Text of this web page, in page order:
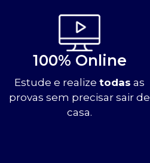
100% Online
Estude e realizetodas as
provas sem precisar sair de
casa.